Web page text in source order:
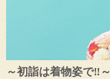
～初詣は着物姿で‼～